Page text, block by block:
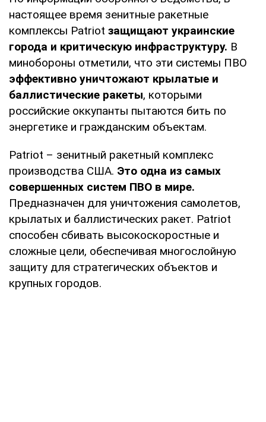
настоящее время зенитные ракетные
комплексы Patriot защищают украинские
города и критическую инфраструктуру. В
минобороны отметили, что эти системы ПВО
эффективно уничтожают крылатые и
баллистические ракеты, которыми
российские оккупанты пытаются бить по
энергетике и гражданским объектам.
Patriot – зенитный ракетный комплекс
производства США. Это одна из самых
совершенных систем ПВО в мире.
Предназначен для уничтожения самолетов,
крылатых и баллистических ракет. Patriot
способен сбивать высокоскоростные и
сложные цели, обеспечивая многослойную
защиту для стратегических объектов и
крупных городов.